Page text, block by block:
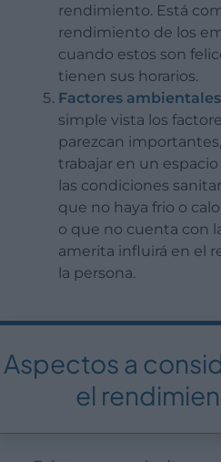
rendimiento. Está
rendimiento de los
cuando estos son
tienen sus horarios.
Factores
simple vista los
parezcan
trabajar en un
las condiciones
que no haya frio o
o que no cuenta con
amerita influirá en el
la persona.
Aspectos a
el